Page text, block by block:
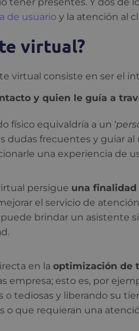
de usuario y la atención al
virtual?
virtual consiste en ser el
y quien le guía a
físico equivaldría a un ‘
dudas frecuentes y guiar
una experiencia de
persigue una finalidad
el servicio de
brindar un asistente
en la optimización de
empresa; esto es, por
o tediosas y liberando su
o que requieran una